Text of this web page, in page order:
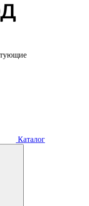
Каталог